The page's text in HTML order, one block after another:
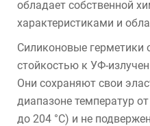
обладает собственной
характеристиками и
Силиконовые герметики
стойкостью к УФ-
Они сохраняют свои
диапазоне температур
до 204 °C) и не